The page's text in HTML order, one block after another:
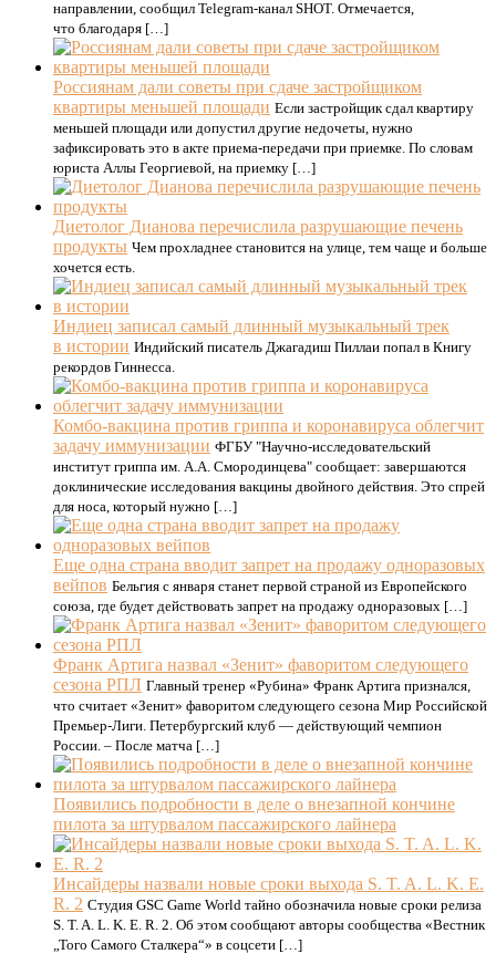
направлении, сообщил Telegram-канал SHOT. Отмечается,
что благодаря […]
Россиянам дали советы при сдаче застройщиком
квартиры меньшей площади Если застройщик сдал квартиру
меньшей площади или допустил другие недочеты, нужно
зафиксировать это в акте приема-передачи при приемке. По словам
юриста Аллы Георгиевой, на приемку […]
Диетолог Дианова перечислила разрушающие печень
продукты Чем прохладнее становится на улице, тем чаще и больше
хочется есть.
Индиец записал самый длинный музыкальный трек
в истории Индийский писатель Джагадиш Пиллаи попал в Книгу
рекордов Гиннесса.
Комбо-вакцина против гриппа и коронавируса облегчит
задачу иммунизации ФГБУ "Научно-исследовательский
институт гриппа им. А.А. Смородинцева" сообщает: завершаются
доклинические исследования вакцины двойного действия. Это спрей
для носа, который нужно […]
Еще одна страна вводит запрет на продажу одноразовых
вейпов Бельгия с января станет первой страной из Европейского
союза, где будет действовать запрет на продажу одноразовых […]
Франк Артига назвал «Зенит» фаворитом следующего
сезона РПЛ Главный тренер «Рубина» Франк Артига признался,
что считает «Зенит» фаворитом следующего сезона Мир Российской
Премьер-Лиги. Петербургский клуб — действующий чемпион
России. – После матча […]
Появились подробности в деле о внезапной кончине
пилота за штурвалом пассажирского лайнера
Инсайдеры назвали новые сроки выхода S. T. A. L. K. E.
R. 2 Студия GSC Game World тайно обозначила новые сроки релиза
S. T. A. L. K. E. R. 2. Об этом сообщают авторы сообщества «Вестник
„Того Самого Сталкера“» в соцсети […]